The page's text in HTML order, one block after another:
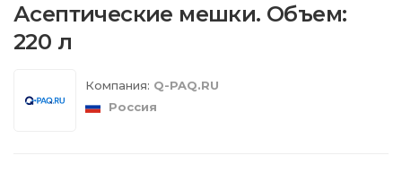
Асептические мешки. Объем:
220 л
Компания: Q-PAQ.RU
Россия